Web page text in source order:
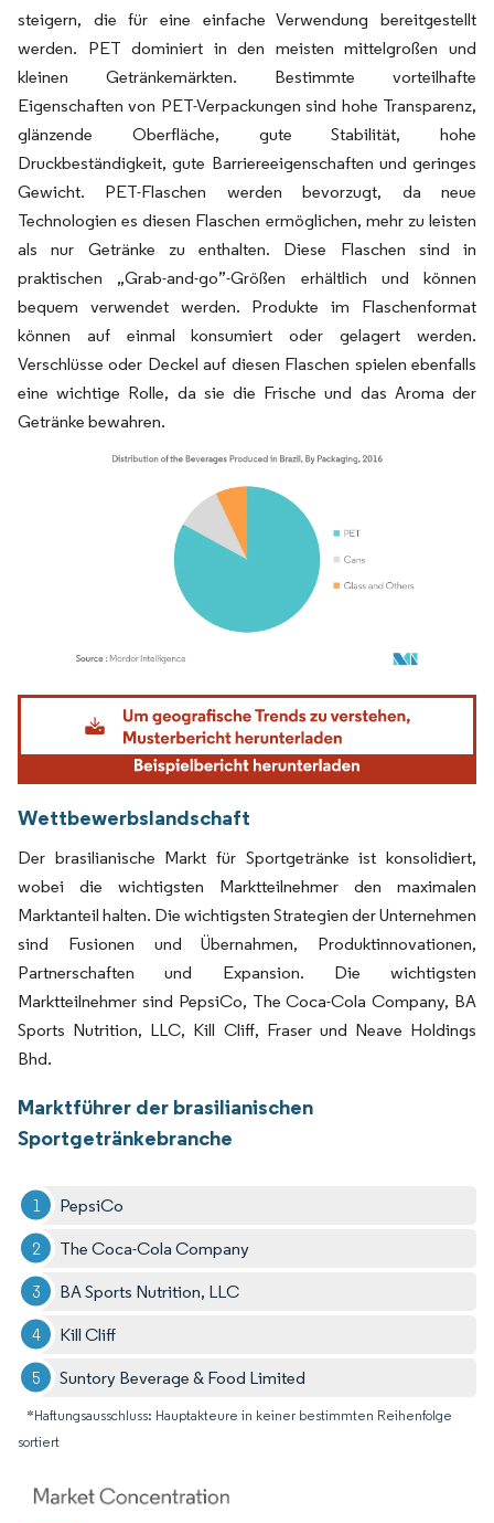
steigern, die für eine einfache Verwendung bereitgestellt
werden. PET dominiert in den meisten mittelgroßen und
kleinen Getränkemärkten. Bestimmte vorteilhafte
Eigenschaften von PET-Verpackungen sind hohe Transparenz,
glänzende Oberfläche, gute Stabilität, hohe
Druckbeständigkeit, gute Barriereeigenschaften und geringes
Gewicht. PET-Flaschen werden bevorzugt, da neue
Technologien es diesen Flaschen ermöglichen, mehr zu leisten
als nur Getränke zu enthalten. Diese Flaschen sind in
praktischen „Grab-and-go”-Größen erhältlich und können
bequem verwendet werden. Produkte im Flaschenformat
können auf einmal konsumiert oder gelagert werden.
Verschlüsse oder Deckel auf diesen Flaschen spielen ebenfalls
eine wichtige Rolle, da sie die Frische und das Aroma der
Getränke bewahren.
Bild © Mordor Intelligence. Wiederverwendung erfordert Namensnennung gemäß
Wettbewerbslandschaft
Der brasilianische Markt für Sportgetränke ist konsolidiert,
wobei die wichtigsten Marktteilnehmer den maximalen
Marktanteil halten. Die wichtigsten Strategien der Unternehmen
sind Fusionen und Übernahmen, Produktinnovationen,
Partnerschaften und Expansion. Die wichtigsten
Marktteilnehmer sind PepsiCo, The Coca-Cola Company, BA
Sports Nutrition, LLC, Kill Cliff, Fraser und Neave Holdings
Bhd.
Marktführer der brasilianischen
Sportgetränkebranche
PepsiCo
The Coca-Cola Company
BA Sports Nutrition, LLC
Kill Cliff
Suntory Beverage & Food Limited
*Haftungsausschluss: Hauptakteure in keiner bestimmten Reihenfolge
sortiert